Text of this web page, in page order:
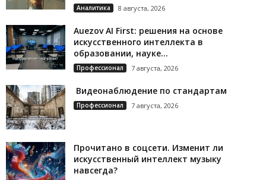
Аналитика 8 августа, 2026
Auezov AI First: решения на основе
искусственного интеллекта в
образовании, науке...
Профессионал 7 августа, 2026
Видеонаблюдение по стандартам
Профессионал 7 августа, 2026
Прочитано в соцсети. Изменит ли
искусственный интеллект музыку
навсегда?